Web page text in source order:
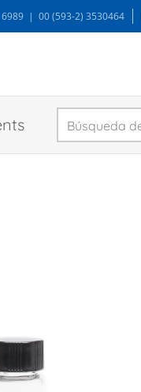
6989 | 00 (593-2) 3530464